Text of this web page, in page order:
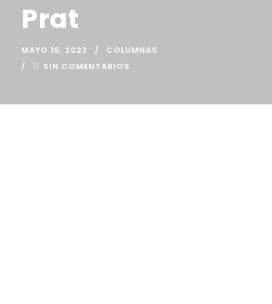
Prat
MAYO 15, 2023
COLUMNAS
SIN COMENTARIOS